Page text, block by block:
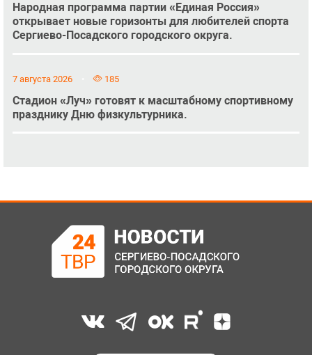
Народная программа партии «Единая Россия»
открывает новые горизонты для любителей спорта
Сергиево-Посадского городского округа.
7 августа 2026 185
Стадион «Луч» готовят к масштабному спортивному
празднику Дню физкультурника.